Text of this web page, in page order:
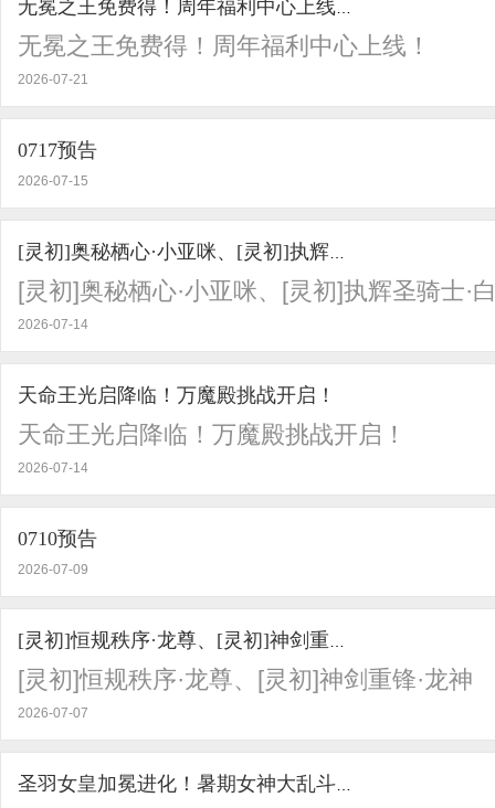
无冕之王免费得！周年福利中心上线！
2026-07-21
0717预告
2026-07-15
[灵初]奥秘栖心·小亚咪、[灵初]执辉圣骑士·
2026-07-14
天命王光启降临！万魔殿挑战开启！
天命王光启降临！万魔殿挑战开启！
2026-07-14
0710预告
2026-07-09
[灵初]恒规秩序·龙尊、[灵初]神剑重锋·龙神
2026-07-07